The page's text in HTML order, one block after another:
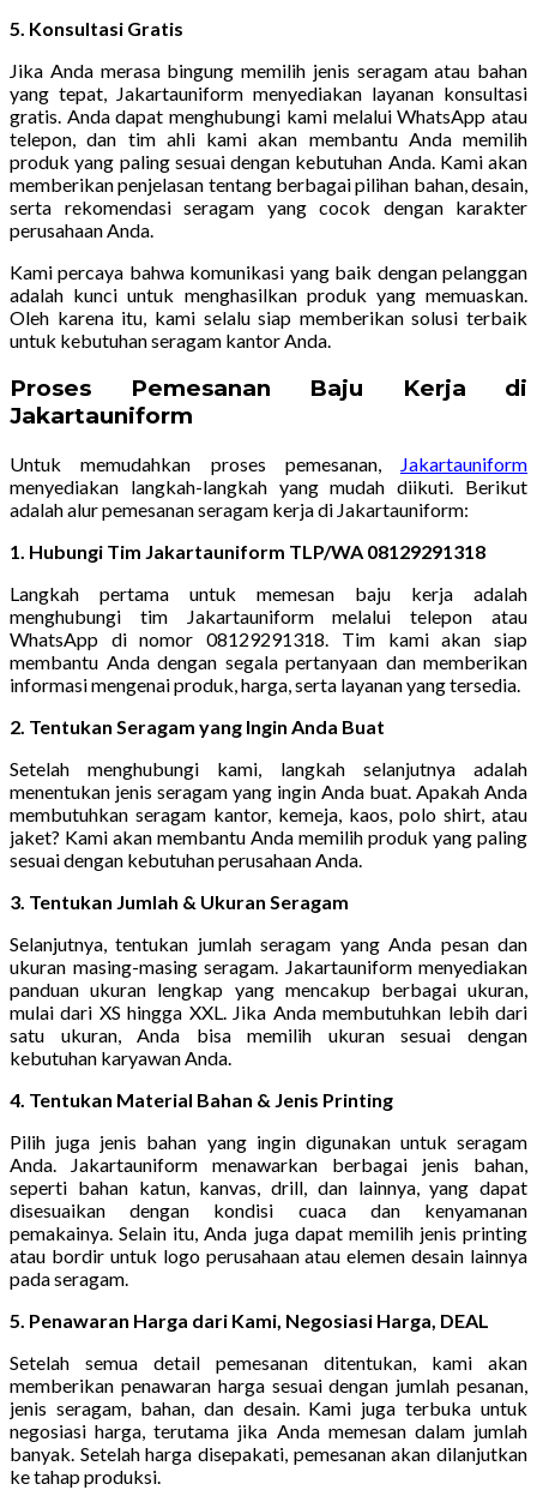
5. Konsultasi Gratis
Jika Anda merasa bingung memilih jenis seragam atau bahan
yang tepat, Jakartauniform menyediakan layanan konsultasi
gratis. Anda dapat menghubungi kami melalui WhatsApp atau
telepon, dan tim ahli kami akan membantu Anda memilih
produk yang paling sesuai dengan kebutuhan Anda. Kami akan
memberikan penjelasan tentang berbagai pilihan bahan, desain,
serta rekomendasi seragam yang cocok dengan karakter
perusahaan Anda.
Kami percaya bahwa komunikasi yang baik dengan pelanggan
adalah kunci untuk menghasilkan produk yang memuaskan.
Oleh karena itu, kami selalu siap memberikan solusi terbaik
untuk kebutuhan seragam kantor Anda.
Proses Pemesanan Baju Kerja di
Jakartauniform
Untuk memudahkan proses pemesanan,
Jakartauniform
menyediakan langkah-langkah yang mudah diikuti. Berikut
adalah alur pemesanan seragam kerja di Jakartauniform:
1. Hubungi Tim Jakartauniform TLP/WA 08129291318
Langkah pertama untuk memesan baju kerja adalah
menghubungi tim Jakartauniform melalui telepon atau
WhatsApp di nomor 08129291318. Tim kami akan siap
membantu Anda dengan segala pertanyaan dan memberikan
informasi mengenai produk, harga, serta layanan yang tersedia.
2. Tentukan Seragam yang Ingin Anda Buat
Setelah menghubungi kami, langkah selanjutnya adalah
menentukan jenis seragam yang ingin Anda buat. Apakah Anda
membutuhkan seragam kantor, kemeja, kaos, polo shirt, atau
jaket? Kami akan membantu Anda memilih produk yang paling
sesuai dengan kebutuhan perusahaan Anda.
3. Tentukan Jumlah & Ukuran Seragam
Selanjutnya, tentukan jumlah seragam yang Anda pesan dan
ukuran masing-masing seragam. Jakartauniform menyediakan
panduan ukuran lengkap yang mencakup berbagai ukuran,
mulai dari XS hingga XXL. Jika Anda membutuhkan lebih dari
satu ukuran, Anda bisa memilih ukuran sesuai dengan
kebutuhan karyawan Anda.
4. Tentukan Material Bahan & Jenis Printing
Pilih juga jenis bahan yang ingin digunakan untuk seragam
Anda. Jakartauniform menawarkan berbagai jenis bahan,
seperti bahan katun, kanvas, drill, dan lainnya, yang dapat
disesuaikan dengan kondisi cuaca dan kenyamanan
pemakainya. Selain itu, Anda juga dapat memilih jenis printing
atau bordir untuk logo perusahaan atau elemen desain lainnya
pada seragam.
5. Penawaran Harga dari Kami, Negosiasi Harga, DEAL
Setelah semua detail pemesanan ditentukan, kami akan
memberikan penawaran harga sesuai dengan jumlah pesanan,
jenis seragam, bahan, dan desain. Kami juga terbuka untuk
negosiasi harga, terutama jika Anda memesan dalam jumlah
banyak. Setelah harga disepakati, pemesanan akan dilanjutkan
ke tahap produksi.